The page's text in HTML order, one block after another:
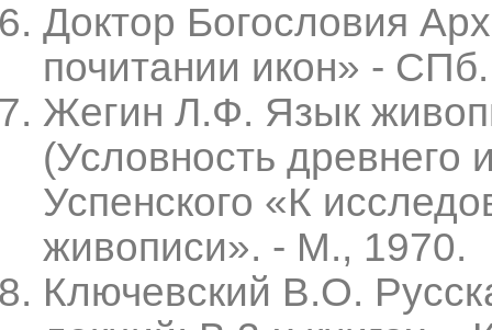
Доктор Богословия
почитании икон» -
Жегин Л.Ф. Язык
(Условность древнего
Успенского «К
живописи». - М., 1970.
Ключевский В.О.